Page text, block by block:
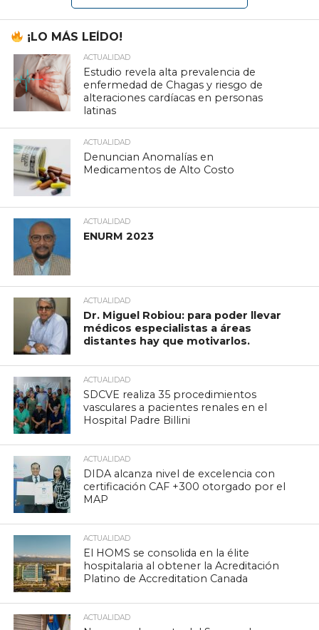
¡LO MÁS LEÍDO!
ACTUALIDAD
Estudio revela alta prevalencia de
enfermedad de Chagas y riesgo de
alteraciones cardíacas en personas
latinas
ACTUALIDAD
Denuncian Anomalías en
Medicamentos de Alto Costo
ACTUALIDAD
ENURM 2023
ACTUALIDAD
Dr. Miguel Robiou: para poder llevar
médicos especialistas a áreas
distantes hay que motivarlos.
ACTUALIDAD
SDCVE realiza 35 procedimientos
vasculares a pacientes renales en el
Hospital Padre Billini
ACTUALIDAD
DIDA alcanza nivel de excelencia con
certificación CAF +300 otorgado por el
MAP
ACTUALIDAD
El HOMS se consolida en la élite
hospitalaria al obtener la Acreditación
Platino de Accreditation Canada
ACTUALIDAD